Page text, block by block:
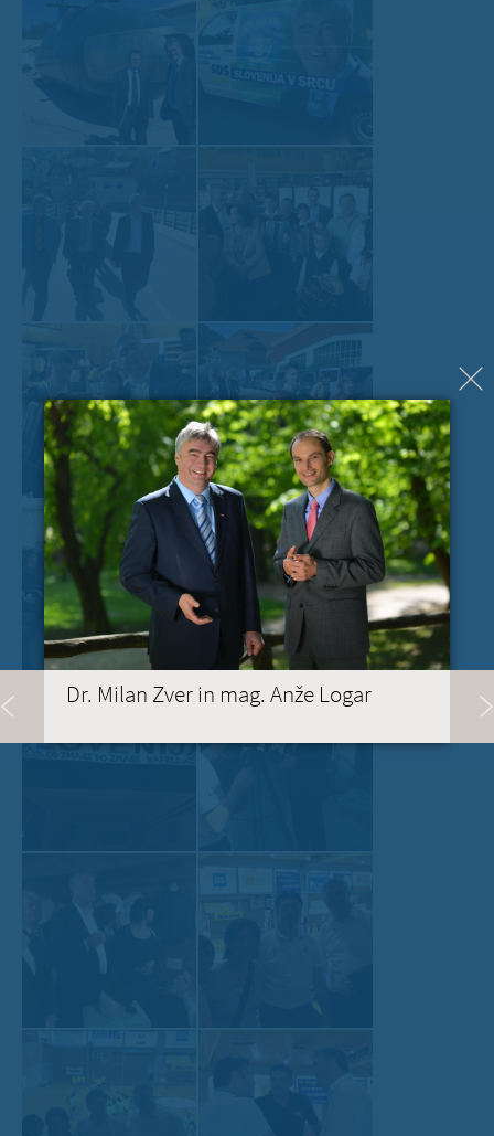
Dr. Milan Zver in mag. Anže Logar